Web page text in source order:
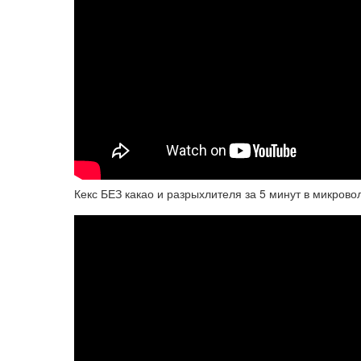
Кекс БЕЗ какао и разрыхлителя за 5 минут в